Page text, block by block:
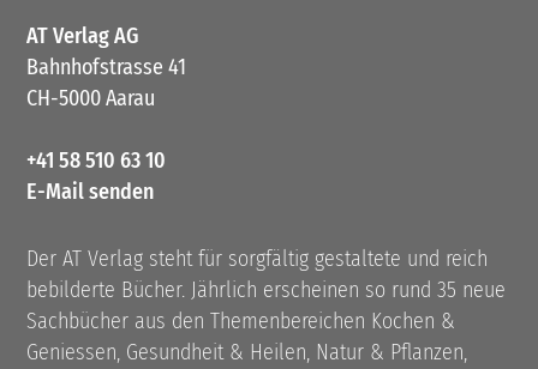
AT Verlag AG
Bahnhofstrasse 41
CH-5000 Aarau
+41 58 510 63 10
E-Mail senden
Der AT Verlag steht für sorgfältig gestaltete und reich
bebilderte Bücher. Jährlich erscheinen so rund 35 neue
Sachbücher aus den Themenbereichen Kochen &
Geniessen, Gesundheit & Heilen, Natur & Pflanzen,